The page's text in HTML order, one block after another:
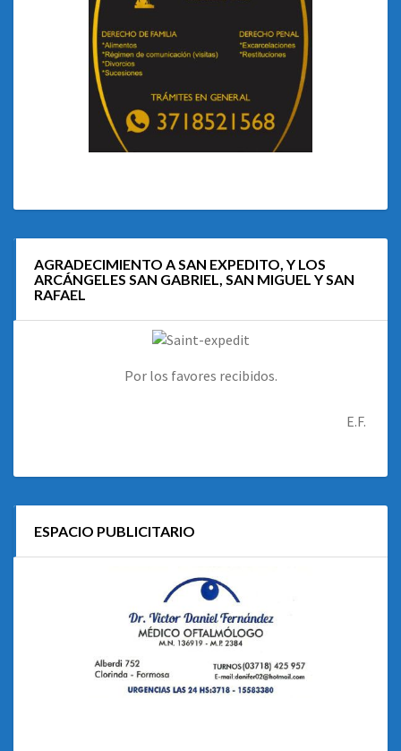
AGRADECIMIENTO A SAN EXPEDITO, Y LOS
ARCÁNGELES SAN GABRIEL, SAN MIGUEL Y SAN
RAFAEL
Por los favores recibidos.
E.F.
ESPACIO PUBLICITARIO